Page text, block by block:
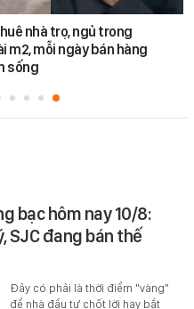
nhà trọ, ngủ trong
m2, mỗi ngày bán hàng
sống
bạc hôm nay 10/8:
SJC đang bán thế
Đây có phải là thời điểm "vàng"
để nhà đầu tư chốt lời hay bắt